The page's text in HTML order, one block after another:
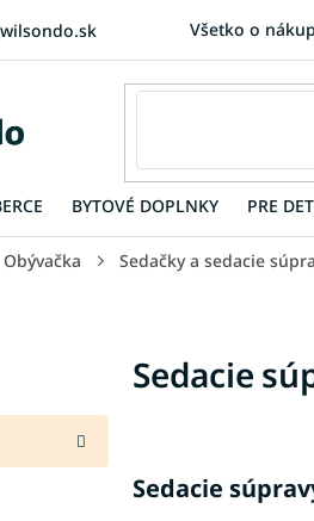
Všetko o
BYTOVÉ DOPLNKY PRE
Obývačka Sedačky a sedacie
Sedacie
Sedacie